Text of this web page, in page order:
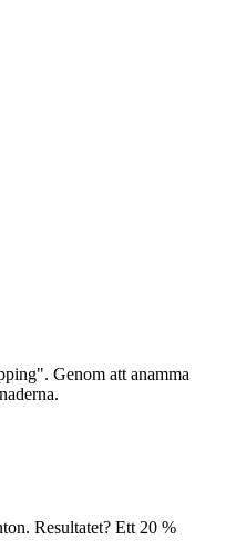
Genom att anamma
Resultatet? Ett 20 %